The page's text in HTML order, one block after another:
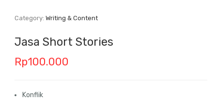
Category:Writing & Content
Jasa Short Stories
Rp100.000
Konflik